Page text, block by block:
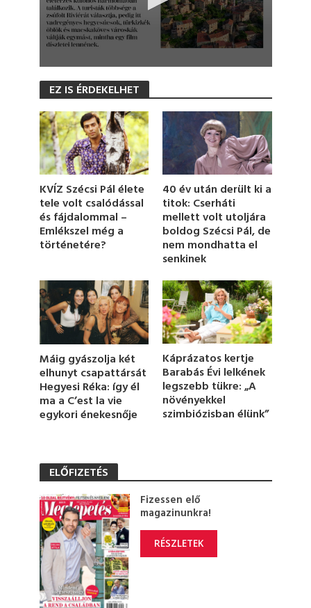
s
o
n
d
s
o
f
m
i
n
u
t
e
6
s
e
c
o
s
EZ IS ÉRDEKELHET
KVÍZ Szécsi Pál élete
tele volt csalódással
és fájdalommal –
Emlékszel még a
történetére?
40 év után derült ki a
titok: Cserháti
mellett volt utoljára
boldog Szécsi Pál, de
nem mondhatta el
senkinek
Máig gyászolja két
elhunyt csapattársát
Hegyesi Réka: így él
ma a C’est la vie
egykori énekesnője
Káprázatos kertje
Barabás Évi lelkének
legszebb tükre: „A
növényekkel
szimbiózisban élünk”
ELŐFIZETÉS
Fizessen elő
magazinunkra!
RÉSZLETEK